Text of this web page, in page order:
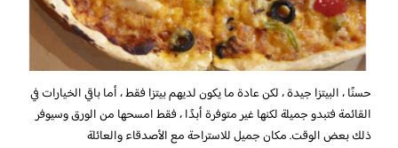
حسنًا ، البيتزا جيدة ، لكن عادة ما يكون لديهم بيتزا فقط ، أما باقي الخيارات في
القائمة فتبدو جميلة لكنها غير متوفرة أبدًا ، فقط امسحها من الورق وسيوفر
ذلك بعض الوقت. مكان جميل للاستراحة مع الأصدقاء والعائلة